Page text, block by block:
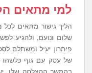
למי מתאים
הליך גישור מתאים לכל
שלום ונועם, ולהגיע
פיתרון יעיל ומשתלם
של עסק עם גוף כלשהו
בהמשך ההצלחה שלו,